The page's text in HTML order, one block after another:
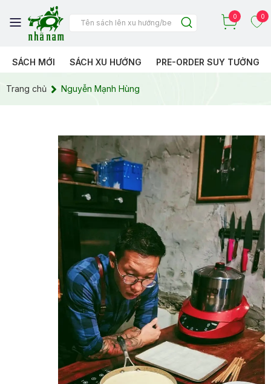
0 0
SÁCH MỚI SÁCH XU HƯỚNG PRE-ORDER SUY TƯỞNG
Trang chủ Nguyễn Mạnh Hùng